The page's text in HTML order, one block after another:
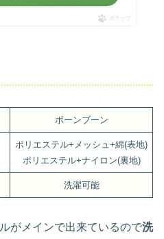
ポチップ
ボーンブーン
ポリエステル+メッシュ+綿(表地)
ポリエステル+ナイロン(裏地)
洗濯可能
がメインで出来ているので洗